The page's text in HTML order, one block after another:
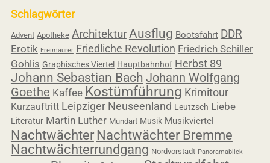
Schlagwörter
Advent Apotheke Architektur Ausflug Bootsfahrt DDR
Erotik Freimaurer Friedliche Revolution Friedrich Schiller
Gohlis Graphisches Viertel Hauptbahnhof Herbst 89
Johann Sebastian Bach Johann Wolfgang
Goethe Kaffee Kostümführung Krimitour
Kurzauftritt Leipziger Neuseenland Leutzsch Liebe
Literatur Martin Luther Mundart Musik Musikviertel
NachtwächterNachtwächter Bremme
Nachtwächterrundgang Nordvorstadt Panoramablick